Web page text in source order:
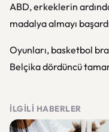
ABD, erkeklerin
madalya almayı
Oyunları, basketbol
Belçika dördüncü
İLGILI HABERLER